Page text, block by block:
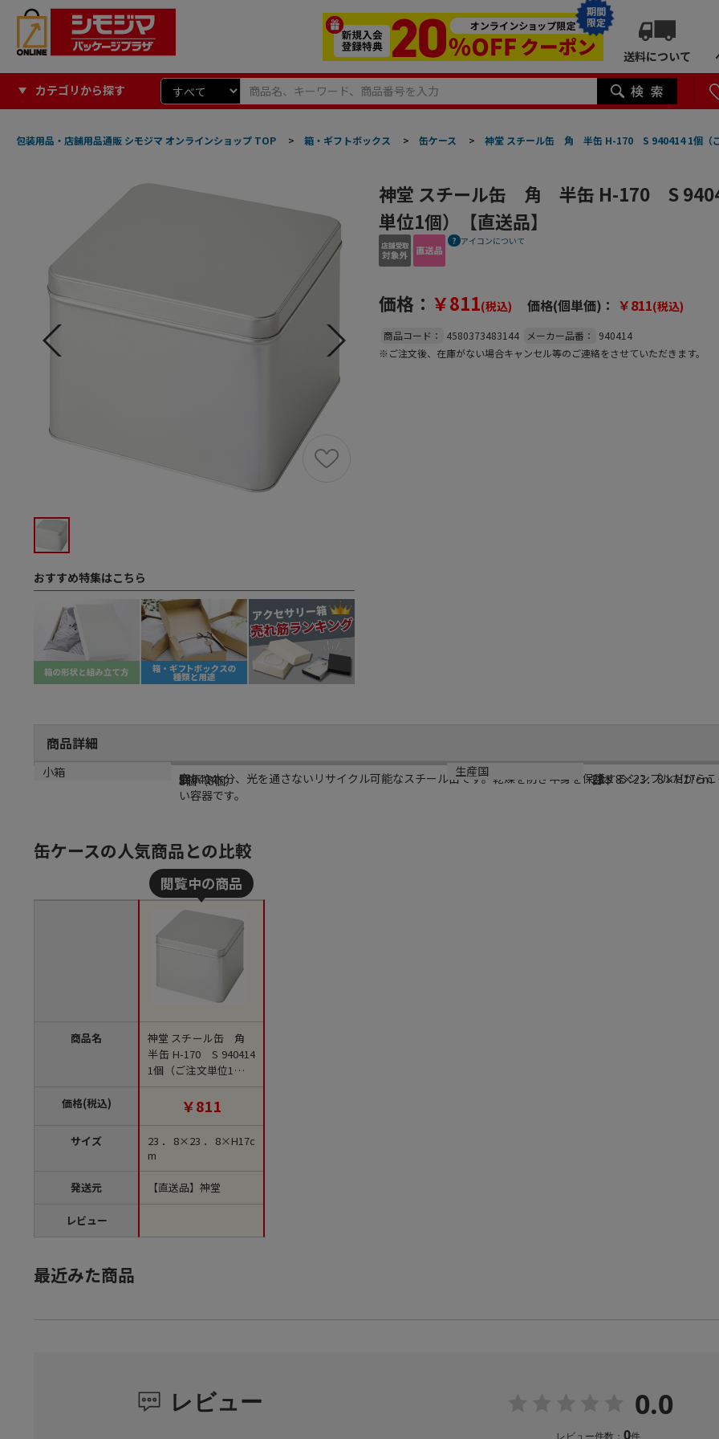
期間
限定
送料について
カテゴリから探す
包装用品・店舗用品通販 シモジマ オンラインショップ TOP > 箱・ギフトボックス > 缶ケース > 神堂 スチール缶 角 半缶 H-170 S 940414 1個（
おすすめ特集はこちら
神堂 スチール缶 角 半缶 H-170 S
単位1個）【直送品】
アイコンについて
価格： ￥811(税込) 価格(個単価)： ￥811(税込)
商品コード： 4580373483144 メーカー品番：
940414
※ご注文後、在庫がない場合キャンセル等のご連絡をさせていただきます。
商品詳細
商品説明
空気や水分、光を通さないリサイクル可能なスチール缶です。乾燥を防ぎ中身を保護するシンプルだから
い容器です。
メーカー品番
940414
サイズ
23．8×23．8×H17cm
材質
鉄
生産国
日本
小箱
8個（8個）
缶ケースの人気商品との比較
商品名
価格(税込)
サイズ
発送元
レビュー
神堂 スチール缶 角
半缶 H-170 S 940414
1個（ご注文単位1個）
【直送品】
￥811
23．8×23．8×H17c
m
【直送品】神堂
最近みた商品
レビュー 0.0
レビュー件数： 0件